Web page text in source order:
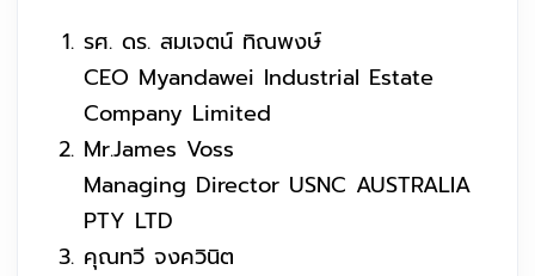
รศ. ดร. สมเจตน์ ทิณพงษ์
CEO Myandawei Industrial Estate
Company Limited
Mr.James Voss
Managing Director USNC AUSTRALIA
PTY LTD
คุณทวี จงควินิต